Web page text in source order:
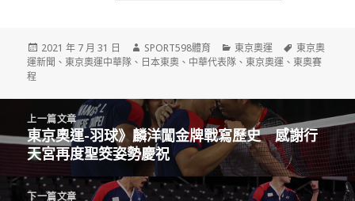
發
佈
2021 年 7 月 31 日
作
者
SPORT598體育
分
類
東京奧運
標
籤
東京奧
運新聞 、東京奧運中華隊 、 日本東奧 、 中華代表隊 、東京奧運 、東奧賽
程
導
上一篇文章
上
一
篇
文
東京奧運-羽球》麟洋闖金牌戰寫歷史 感謝行
天宮再度聖筊姿勢慶祝
下一篇文章